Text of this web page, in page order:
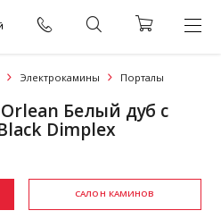
Электрокамины Порталы
Белый дуб с
Dimplex
САЛОН КАМИНОВ